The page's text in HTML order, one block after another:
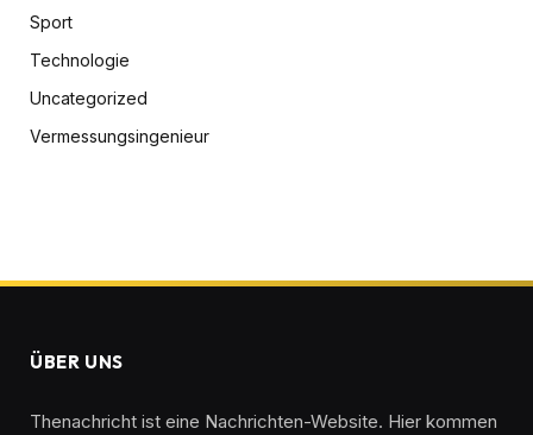
Sport
Technologie
Uncategorized
Vermessungsingenieur
ÜBER UNS
Thenachricht ist eine Nachrichten-Website. Hier kommen